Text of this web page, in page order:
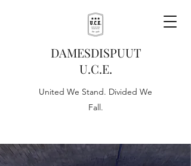
DAMESDISPUUT
U.C.E.
United We Stand. Divided We
Fall.